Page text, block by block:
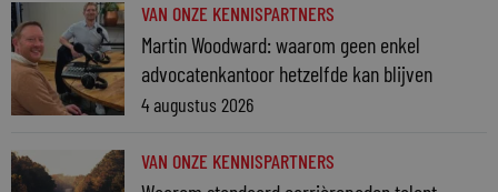
VAN ONZE KENNISPARTNERS
Martin Woodward: waarom geen enkel
advocatenkantoor hetzelfde kan blijven
4 augustus 2026
VAN ONZE KENNISPARTNERS